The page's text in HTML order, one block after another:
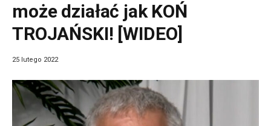
może działać jak KOŃ
TROJAŃSKI! [WIDEO]
25 lutego 2022